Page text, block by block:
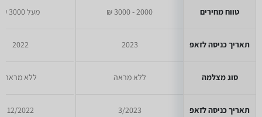
טווח מחירים
תאריך כניסה לזאפ
סוג מצלמה
תאריך כניסה לזאפ
2000 - 3000 ₪
2023
ללא מראה
3/2023
מעל 3000 ₪
2022
ללא מראה
12/2022